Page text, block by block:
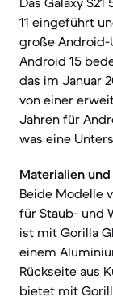
11 eingeführt
große Android-
Android 15
das im Januar
von einer
Jahren für
was eine
Materialien
Beide Modelle
für Staub- und
ist mit Gorilla
einem
Rückseite aus
bietet mit